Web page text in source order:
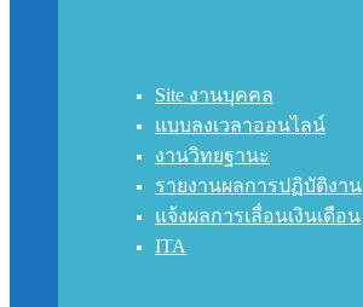
Site งานบุคคล
แบบลงเวลาออนไลน์
งานวิทยฐานะ
รายงานผลการปฏิบัติงาน
แจ้งผลการเลื่อนเงินเดือน
ITA